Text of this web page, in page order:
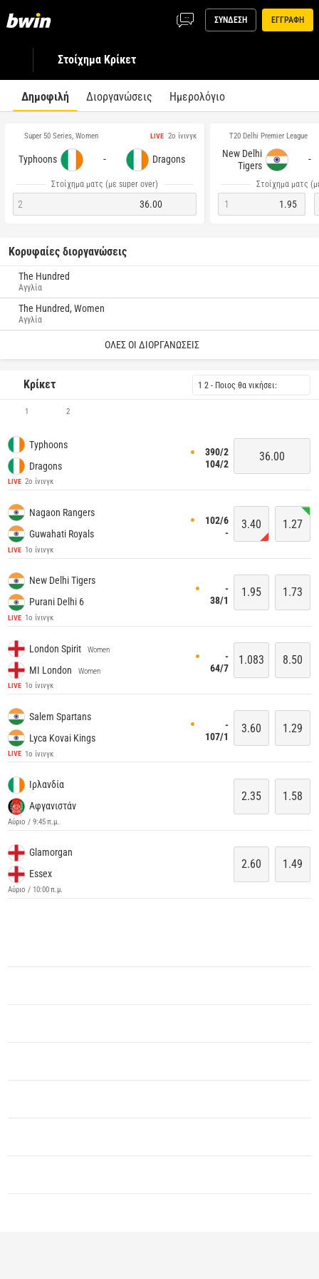
ΣΥΝΔΕΣΗ ΕΓΓΡΑΦΗ
Στοίχημα Κρίκετ
Δημοφιλή Διοργανώσεις Ημερολόγιο
Super 50 Series, Women LIVE 2ο ίνινγκ
Typhoons - Dragons
Στοίχημα ματς (με super over)
2 36.00
T20 Delhi Premier League
New Delhi
Tigers
-
Στοίχημα ματς
1 1.95
Κορυφαίες διοργανώσεις
The Hundred
Αγγλία
The Hundred, Women
Αγγλία
ΌΛΕΣ ΟΙ ΔΙΟΡΓΑΝΏΣΕΙΣ
Κρίκετ 1 2 - Ποιος θα νικήσει:
1 2
Typhoons
Dragons
LIVE 2ο ίνινγκ
390/2
104/2
36.00
Nagaon Rangers
Guwahati Royals
LIVE 1ο ίνινγκ
102/6
-
3.40 1.27
New Delhi Tigers
Purani Delhi 6
LIVE 1ο ίνινγκ
-
38/1
1.95 1.73
London Spirit Women
MI London Women
LIVE 1ο ίνινγκ
-
64/7
1.083 8.50
Salem Spartans
Lyca Kovai Kings
LIVE 1ο ίνινγκ
-
107/1
3.60 1.29
Ιρλανδία
Αφγανιστάν
Αύριο / 9:45 π.μ.
2.35 1.58
Glamorgan
Essex
Αύριο / 10:00 π.μ.
2.60 1.49